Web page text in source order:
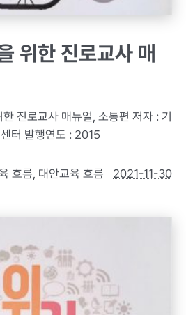
위한 진로교사 매
진로교사 매뉴얼, 소통편 저자 : 기
터 발행연도 : 2015
2021-11-30
흐름, 대안교육 흐름